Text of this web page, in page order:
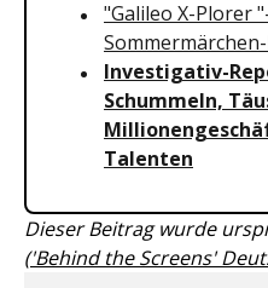
"Galileo X-Plorer
Investigativ-
Schummeln,
Talenten
Dieser Beitrag wurde
('Behind the Screens'